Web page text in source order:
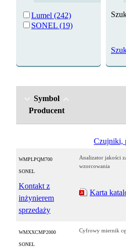
Lumel (242)
SONEL (19)
Symbol
Producent
Czujniki,
WMPLPQM700
SONEL
Kontakt z
inżynierem
sprzedaży
Analizator jakości
wzorcowania
Karta
WMXXCMP2000
SONEL
Cyfrowy miernik